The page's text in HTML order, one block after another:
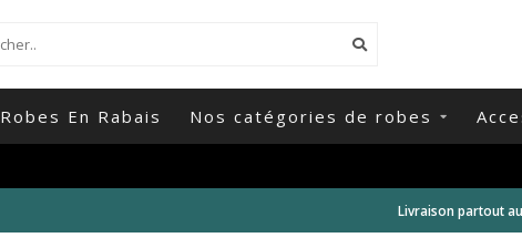
Robes En Rabais Nos catégories de robes
Livraison partout